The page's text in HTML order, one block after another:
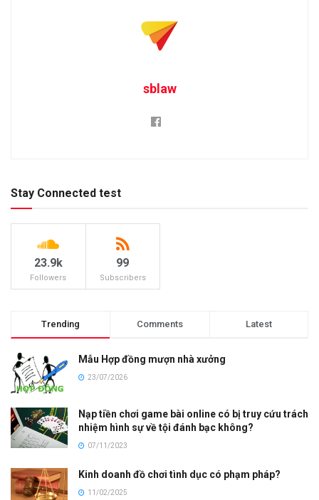
sblaw
Stay Connected test
23.9k
Followers
99
Subscribers
Trending Comments Latest
Mẫu Hợp đồng mượn nhà xưởng
23/07/2026
Nạp tiền chơi game bài online có bị truy cứu trách
nhiệm hình sự về tội đánh bạc không?
07/11/2023
Kinh doanh đồ chơi tình dục có phạm pháp?
11/02/2025